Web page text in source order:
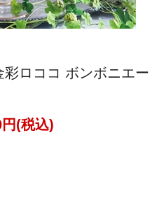
ロココ ボンボニエー
(税込)